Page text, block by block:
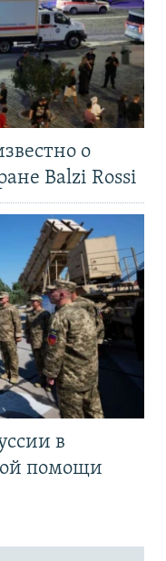
о
Balzi Rossi
в
помощи